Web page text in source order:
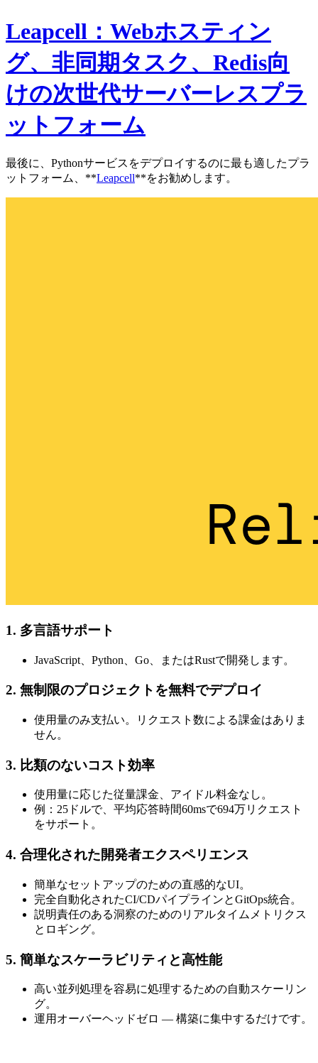
Leapcell：Webホスティン
グ、非同期タスク、Redis向
けの次世代サーバーレスプラ
ットフォーム
最後に、Pythonサービスをデプロイするのに最も適したプラ
ットフォーム、**Leapcell**をお勧めします。
1. 多言語サポート
JavaScript、Python、Go、またはRustで開発します。
2. 無制限のプロジェクトを無料でデプロイ
使用量のみ支払い。リクエスト数による課金はありま
せん。
3. 比類のないコスト効率
使用量に応じた従量課金、アイドル料金なし。
例：25ドルで、平均応答時間60msで694万リクエスト
をサポート。
4. 合理化された開発者エクスペリエンス
簡単なセットアップのための直感的なUI。
完全自動化されたCI/CDパイプラインとGitOps統合。
説明責任のある洞察のためのリアルタイムメトリクス
とロギング。
5. 簡単なスケーラビリティと高性能
高い並列処理を容易に処理するための自動スケーリン
グ。
運用オーバーヘッドゼロ — 構築に集中するだけです。